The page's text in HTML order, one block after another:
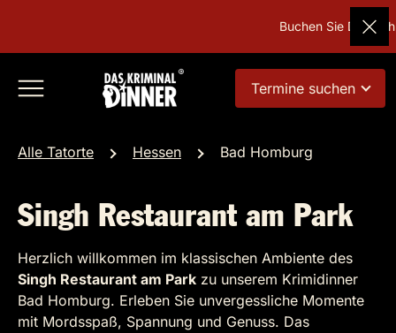
Buchen Sie
Termine suchen
Alle Tatorte Hessen Bad Homburg
Singh Restaurant am Park
Herzlich willkommen im klassischen Ambiente des
Singh Restaurant am Park zu unserem Krimidinner
Bad Homburg. Erleben Sie unvergessliche Momente
mit Mordsspaß, Spannung und Genuss. Das